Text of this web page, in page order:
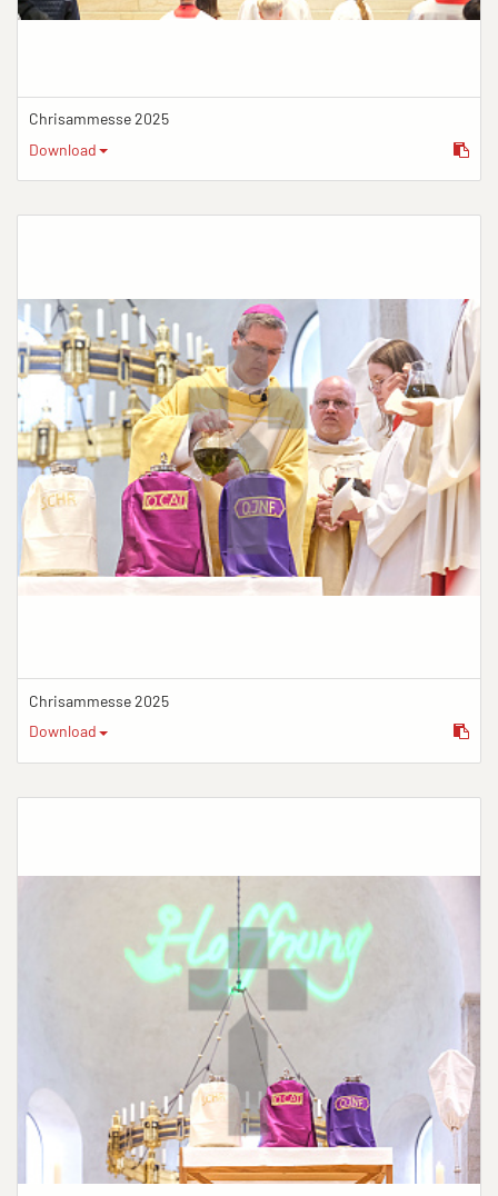
Chrisammesse 2025
Download
Chrisammesse 2025
Download